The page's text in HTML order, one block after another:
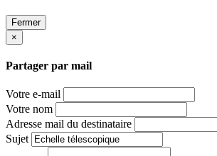
Fermer
×
Partager par mail
Votre e-mail
Votre nom
Adresse mail du destinataire
Sujet